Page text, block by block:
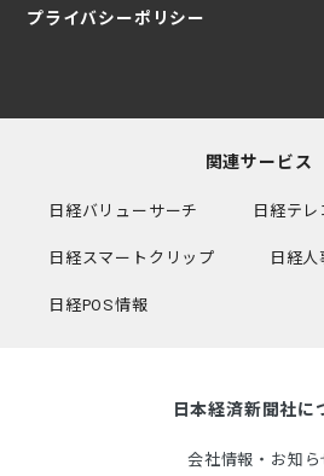
プライバシーポリシー
関連サービス
日経バリューサーチ 日経テレ
日経スマートクリップ 日経
日経POS情報
日本経済新聞社に
会社情報・お知ら